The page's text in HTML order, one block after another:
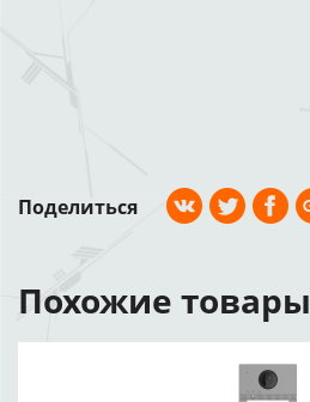
Поделиться
Похожие товары